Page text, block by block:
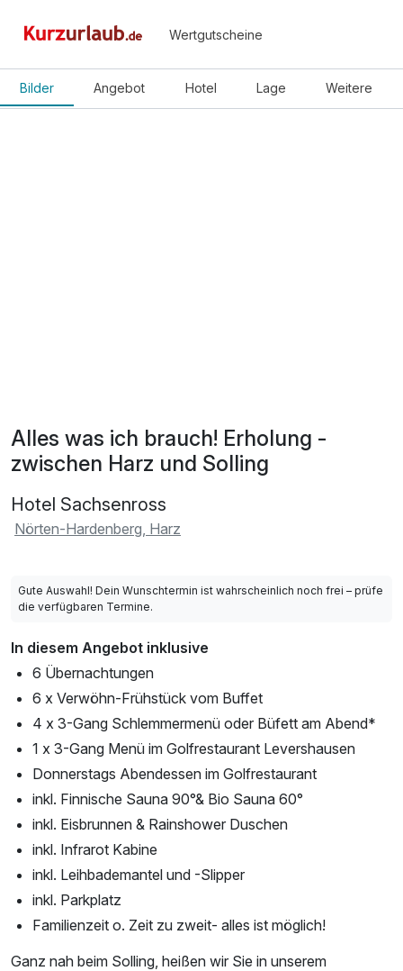
Wertgutscheine
Bilder Angebot Hotel Lage Weitere
Alles was ich brauch! Erholung -
zwischen Harz und Solling
Hotel Sachsenross
Nörten-Hardenberg, Harz
Gute Auswahl! Dein Wunschtermin ist wahrscheinlich noch frei – prüfe
die verfügbaren Termine.
In diesem Angebot inklusive
6 Übernachtungen
6 x Verwöhn-Frühstück vom Buffet
4 x 3-Gang Schlemmermenü oder Büfett am Abend*
1 x 3-Gang Menü im Golfrestaurant Levershausen
Donnerstags Abendessen im Golfrestaurant
inkl. Finnische Sauna 90°& Bio Sauna 60°
inkl. Eisbrunnen & Rainshower Duschen
inkl. Infrarot Kabine
inkl. Leihbademantel und -Slipper
inkl. Parkplatz
Familienzeit o. Zeit zu zweit- alles ist möglich!
Ganz nah beim Solling, heißen wir Sie in unserem